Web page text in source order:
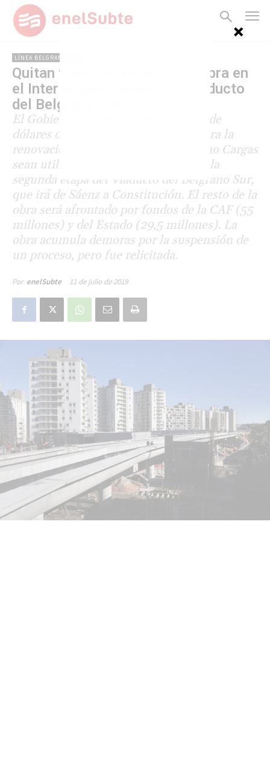
LÍNEA BELGRANO SUR
Quitan financiamiento a una obra en
el Interior para terminar el viaducto
del Belgrano Sur
El Gobierno acordó que 35 millones de
dólares otorgados por FONPLATA para la
renovación del ramal C15 del Belgrano Cargas
sean utilizados para costear parte de la
segunda etapa del Viaducto del Belgrano Sur,
que irá de Sáenz a Constitución. El resto de la
obra será afrontado por fondos de la CAF (55
millones) y del Estado (29,5 millones). La
obra acumula demoras por la suspensión de
un proceso, pero fue relicitada.
Por enelSubte 11 de julio de 2019